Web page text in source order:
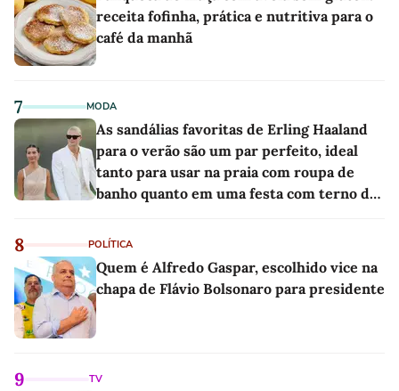
receita fofinha, prática e nutritiva para o
café da manhã
7 MODA
As sandálias favoritas de Erling Haaland
para o verão são um par perfeito, ideal
tanto para usar na praia com roupa de
banho quanto em uma festa com terno de
8 POLÍTICA
Quem é Alfredo Gaspar, escolhido vice na
chapa de Flávio Bolsonaro para presidente
9 TV